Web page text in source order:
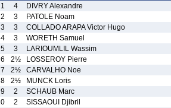
1
4
DIVRY Alexandre
2
3
PATOLE Noam
3
3
COLLADO ARAPA Victor Hugo
4
3
WORETH Samuel
5
3
LARIOUMLIL Wassim
6
2½
LOSSEROY Pierre
7
2½
CARVALHO Noe
8
2½
MUNCK Loris
9
2
SCHAUB Marc
2
SISSAOUI Djibril